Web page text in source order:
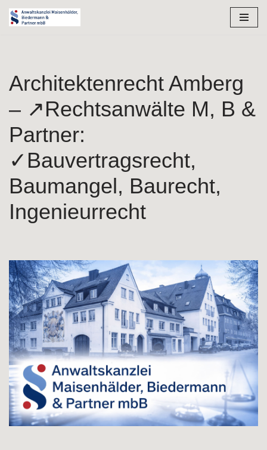
Architektenrecht Amberg
– ↗️Rechtsanwälte M, B &
Partner:
✓Bauvertragsrecht,
Baumangel, Baurecht,
Ingenieurrecht
Ihre Auswahl für Architektenrecht für Amberg bei
↗️Rechtsanwälte M, B & Partner und ✓Baumangel,
Baurecht, Bauvertragsrecht, Ingenieurrecht. ➡️
Rechtsanwälte M, B & Partner, Ihr Rechtsanwalt bietet
✓Architektenrecht, ✓Bauvertragsrecht, ✓Baurecht,
✓Baumangel als auch ✓Ingenieurrecht in Amberg.
Gemeinsam gestalten wir die Zukunft ✉.